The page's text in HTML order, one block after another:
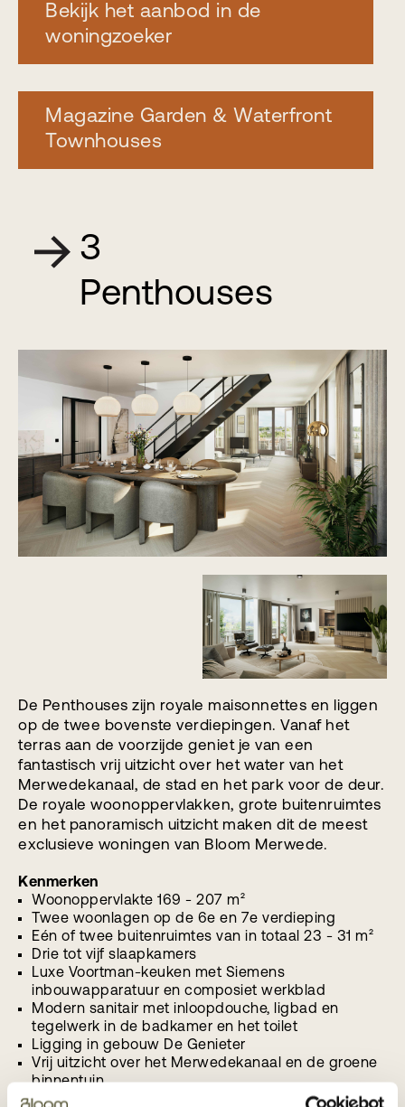
Bekijk het aanbod in de
woningzoeker
Magazine Garden & Waterfront
Townhouses
3
Penthouses
De Penthouses zijn royale maisonnettes en liggen
op de twee bovenste verdiepingen. Vanaf het
terras aan de voorzijde geniet je van een
fantastisch vrij uitzicht over het water van het
Merwedekanaal, de stad en het park voor de deur.
De royale woonoppervlakken, grote buitenruimtes
en het panoramisch uitzicht maken dit de meest
exclusieve woningen van Bloom Merwede.
Kenmerken
Woonoppervlakte 169 - 207 m²
Twee woonlagen op de 6e en 7e verdieping
Eén of twee buitenruimtes van in totaal 23 - 31 m²
Drie tot vijf slaapkamers
Luxe Voortman-keuken met Siemens
inbouwapparatuur en composiet werkblad
Modern sanitair met inloopdouche, ligbad en
tegelwerk in de badkamer en het toilet
Ligging in gebouw De Genieter
Vrij uitzicht over het Merwedekanaal en de groene
binnentuin
Uitgebreide keuzemogelijkheden voor de afwerking